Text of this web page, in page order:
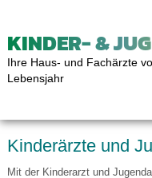
KINDER- &
Ihre Haus- und Fachärzte
Lebensjahr
Kinderärzte und
Mit der Kinderarzt und